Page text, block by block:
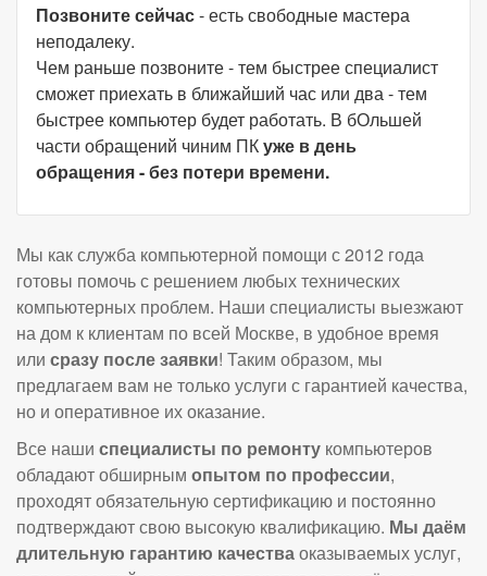
Позвоните сейчас- есть свободные мастера
неподалеку.
Чем раньше позвоните - тем быстрее специалист
сможет приехать в ближайший час или два - тем
быстрее компьютер будет работать. В бОльшей
части обращений чиним ПКуже в день
обращения - без потери времени.
Мы как служба компьютерной помощи с 2012 года
готовы помочь с решением любых технических
компьютерных проблем. Наши специалисты выезжают
на дом к клиентам по всей Москве, в удобное время
или сразу после заявки! Таким образом, мы
предлагаем вам не только услуги с гарантией качества,
но и оперативное их оказание.
Все наши специалисты по ремонту компьютеров
обладают обширным опытом по профессии,
проходят обязательную сертификацию и постоянно
подтверждают свою высокую квалификацию. Мы даём
длительную гарантию качестваоказываемых услуг,